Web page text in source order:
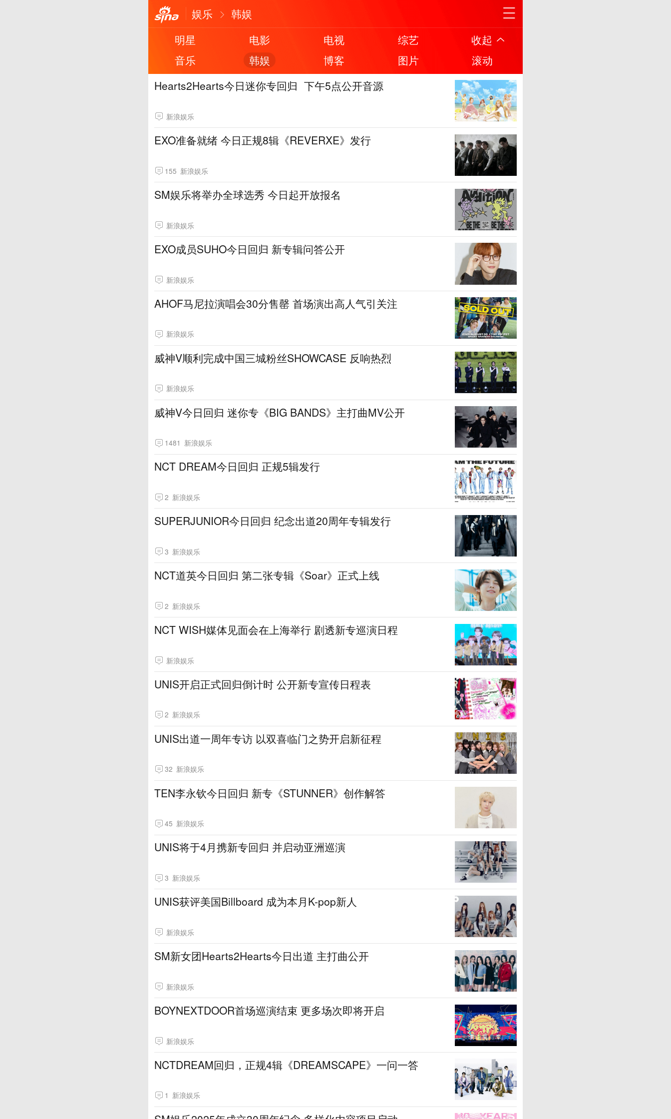
娱乐
韩娱
明星
电影 电视 综艺
收起
音乐
韩娱 博客 图片
滚动
Hearts2Hearts今日迷你专回归 下午5点公开音源
新浪娱乐
EXO准备就绪 今日正规8辑《REVERXE》发行
155 新浪娱乐
SM娱乐将举办全球选秀 今日起开放报名
新浪娱乐
EXO成员SUHO今日回归 新专辑问答公开
新浪娱乐
AHOF马尼拉演唱会30分售罄 首场演出高人气引关注
新浪娱乐
威神V顺利完成中国三城粉丝SHOWCASE 反响热烈
新浪娱乐
威神V今日回归 迷你专《BIG BANDS》主打曲MV公开
1481 新浪娱乐
NCT DREAM今日回归 正规5辑发行
2 新浪娱乐
SUPERJUNIOR今日回归 纪念出道20周年专辑发行
3 新浪娱乐
NCT道英今日回归 第二张专辑《Soar》正式上线
2 新浪娱乐
NCT WISH媒体见面会在上海举行 剧透新专巡演日程
新浪娱乐
UNIS开启正式回归倒计时 公开新专宣传日程表
2 新浪娱乐
UNIS出道一周年专访 以双喜临门之势开启新征程
32 新浪娱乐
TEN李永钦今日回归 新专《STUNNER》创作解答
45 新浪娱乐
UNIS将于4月携新专回归 并启动亚洲巡演
3 新浪娱乐
UNIS获评美国Billboard 成为本月K-pop新人
新浪娱乐
SM新女团Hearts2Hearts今日出道 主打曲公开
新浪娱乐
BOYNEXTDOOR首场巡演结束 更多场次即将开启
新浪娱乐
NCTDREAM回归，正规4辑《DREAMSCAPE》一问一答
1 新浪娱乐